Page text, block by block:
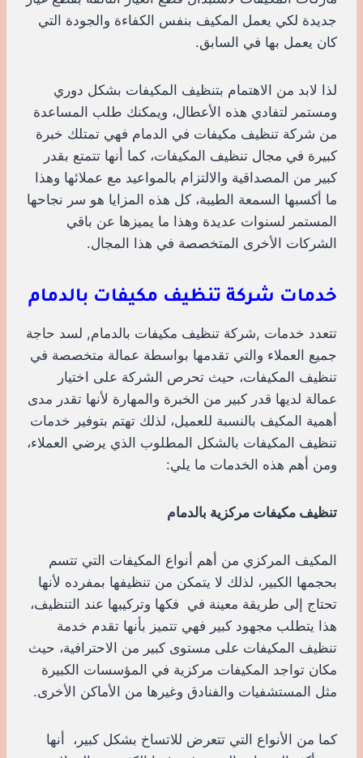
جديدة لكي يعمل المكيف بنفس الكفاءة والجودة التي
كان يعمل بها في السابق.
لذا لابد من الاهتمام بتنظيف المكيفات بشكل دوري
ومستمر لتفادي هذه الأعطال، ويمكنك طلب المساعدة
من شركة تنظيف مكيفات في الدمام فهي تمتلك خبرة
كبيرة في مجال تنظيف المكيفات، كما أنها تتمتع بقدر
كبير من المصداقية والالتزام بالمواعيد مع عملائها وهذا
ما أكسبها السمعة الطيبة، كل هذه المزايا هو سر نجاحها
المستمر لسنوات عديدة وهذا ما يميزها عن باقي
الشركات الأخرى المتخصصة في هذا المجال.
خدمات شركة تنظيف مكيفات بالدمام
تتعدد خدمات ,شركة تنظيف مكيفات بالدمام, لسد حاجة
جميع العملاء والتي تقدمها بواسطة عمالة متخصصة في
تنظيف المكيفات، حيث تحرص الشركة على اختيار
عمالة لديها قدر كبير من الخبرة والمهارة لأنها تقدر مدى
أهمية المكيف بالنسبة للعميل، لذلك تهتم بتوفير خدمات
تنظيف المكيفات بالشكل المطلوب الذي يرضي العملاء،
ومن أهم هذه الخدمات ما يلي:
تنظيف مكيفات مركزية بالدمام
المكيف المركزي من أهم أنواع المكيفات التي تتسم
بحجمها الكبير، لذلك لا يتمكن من تنظيفها بمفرده لأنها
تحتاج إلى طريقة معينة في فكها وتركيبها عند التنظيف،
هذا يتطلب مجهود كبير فهي تتميز بأنها تقدم خدمة
تنظيف المكيفات على مستوى كبير من الاحترافية، حيث
مكان تواجد المكيفات مركزية في المؤسسات الكبيرة
مثل المستشفيات والفنادق وغيرها من الأماكن الأخرى.
كما من الأنواع التي تتعرض للاتساخ بشكل كبير، أنها